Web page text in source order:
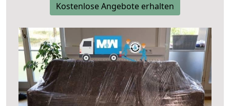
Kostenlose Angebote erhalten